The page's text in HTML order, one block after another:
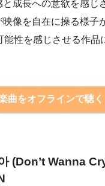
と成長への意欲を感じ
像を自在に操る様子
能性を感じさせる作品
曲をオフラインで聴く
(Don’t Wanna